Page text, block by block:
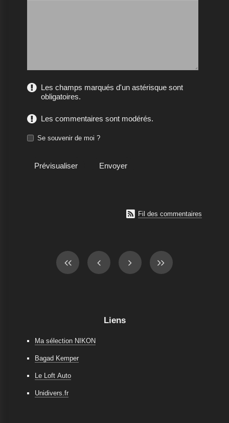
Les champs marqués d'un astérisque sont
obligatoires.
Les commentaires sont modérés.
Se souvenir de moi ?
 Fil des commentaires
Liens
Ma sélection NIKON
Bagad Kemper
Le Loft Auto
Unidivers.fr